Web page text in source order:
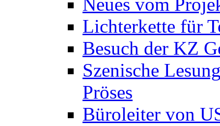
Neues vom
Lichterkette für
Besuch der KZ
Szenische
Pröses
Büroleiter von